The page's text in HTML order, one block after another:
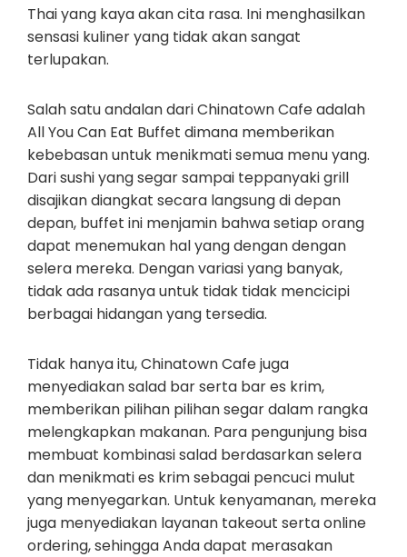
Thai yang kaya akan cita rasa. Ini menghasilkan
sensasi kuliner yang tidak akan sangat
terlupakan.
Salah satu andalan dari Chinatown Cafe adalah
All You Can Eat Buffet dimana memberikan
kebebasan untuk menikmati semua menu yang.
Dari sushi yang segar sampai teppanyaki grill
disajikan diangkat secara langsung di depan
depan, buffet ini menjamin bahwa setiap orang
dapat menemukan hal yang dengan dengan
selera mereka. Dengan variasi yang banyak,
tidak ada rasanya untuk tidak tidak mencicipi
berbagai hidangan yang tersedia.
Tidak hanya itu, Chinatown Cafe juga
menyediakan salad bar serta bar es krim,
memberikan pilihan pilihan segar dalam rangka
melengkapkan makanan. Para pengunjung bisa
membuat kombinasi salad berdasarkan selera
dan menikmati es krim sebagai pencuci mulut
yang menyegarkan. Untuk kenyamanan, mereka
juga menyediakan layanan takeout serta online
ordering, sehingga Anda dapat merasakan